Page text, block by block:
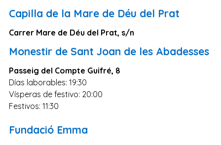
Málaga
Murcia
Vizcaya
Cádiz
Granada
Capilla de la Mare de Déu del Prat
Carrer Mare de Déu del Prat, s/n
Monestir de Sant Joan de les Abadesses
Passeig del Compte Guifré, 8
Días laborables: 19:30
Vísperas de festivo: 20:00
Festivos: 11:30
Fundació Emma